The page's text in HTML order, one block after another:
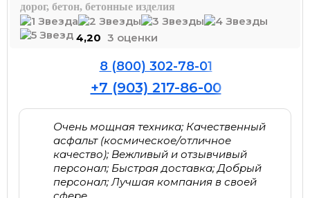
дорог, бетон, бетонные изделия
4,20 3 оценки
8 (800) 302-78-01
+7 (903) 217-86-00
Очень мощная техника; Качественный
асфальт (космическое/отличное
качество); Вежливый и отзывчивый
персонал; Быстрая доставка; Добрый
персонал; Лучшая компания в своей